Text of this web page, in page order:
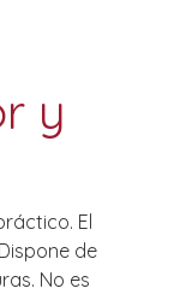
y
El
de
No es